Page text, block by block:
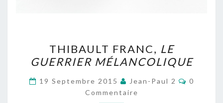
FRANC,
LE
GUERRIER
MÉLANCOLIQUE
THIBAULT FRANC, LE
GUERRIER MÉLANCOLIQUE
19 Septembre 2015 Jean-Paul 2
0
Commentaire